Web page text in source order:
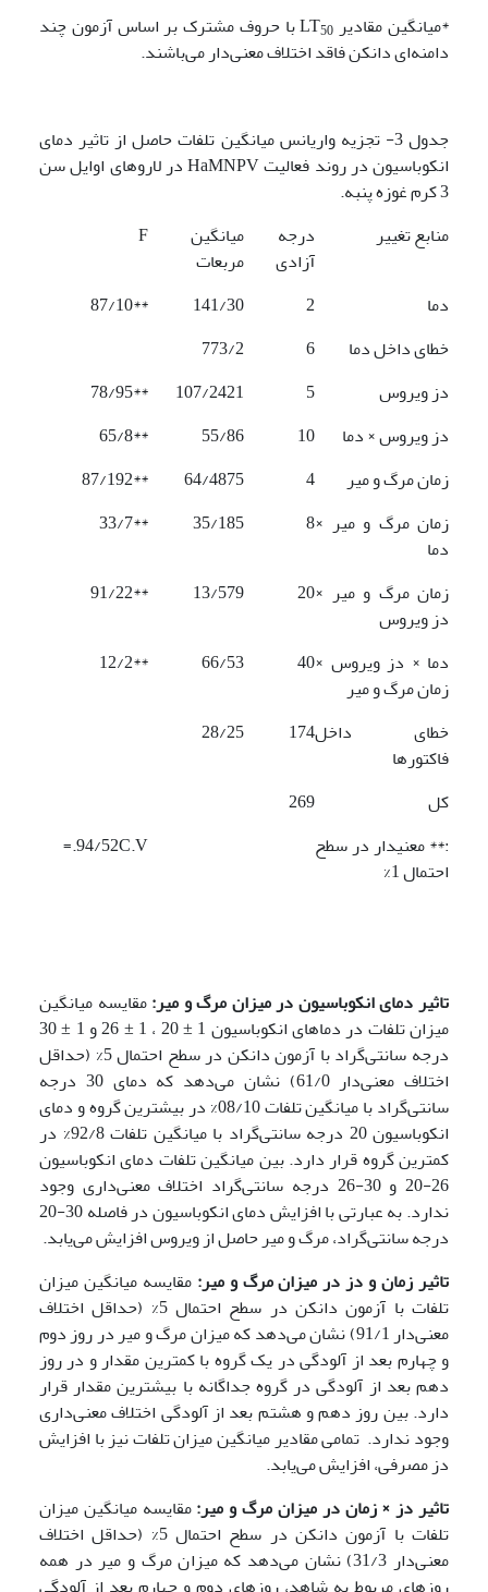
*میانگین مقادیر LT 50
با حروف مشترک بر اساس آزمون چند
دامنه‌ای دانکن فاقد اختلاف معنی‌دار می‌باشند.
جدول 3- تجزیه واریانس میانگین تلفات حاصل از تاثیر دمای
انکوباسیون در روند فعالیت HaMNPV در لاروهای اوایل سن
3 کرم غوزه پنبه.
منابع تغییر
درجه
آزادی
میانگین
مربعات
F
دما 2
141/30
**87/10
خطای داخل دما
6
773/2
دز ویروس
5
107/2421
**78/95
دز ویروس × دما
10
55/86
**65/8
زمان مرگ و میر
4
64/4875
**87/192
زمان مرگ و میر ×
دما
8
35/185
**33/7
زمان مرگ و میر ×
دز ویروس
20
13/579
**91/22
دما × دز ویروس ×
زمان مرگ و میر
40
66/53
**12/2
خطای داخل
فاکتورها
174
28/25
کل
269
:** معنی‎دار در سطح
احتمال 1%
94/52C.V.=
تاثیر دمای انکوباسیون در میزان مرگ و میر:مقایسه میانگین
میزان تلفات در دماهای انکوباسیون 1 ± 20 ، 1 ± 26 و 1 ± 30
درجه سانتی‌گراد با آزمون دانکن در سطح احتمال 5% (حداقل
اختلاف معنی‌دار 61/0) نشان می‌دهد که دمای 30 درجه
سانتی‌گراد با میانگین تلفات 08/10% در بیشترین گروه و دمای
انکوباسیون 20 درجه سانتی‌گراد با میانگین تلفات 92/8% در
کمترین گروه قرار دارد. بین میانگین تلفات دمای انکوباسیون
26-20 و 30-26 درجه سانتی‌گراد اختلاف معنی‌داری وجود
ندارد. به عبارتی با افزایش دمای انکوباسیون در فاصله 30-20
درجه سانتی‌گراد، مرگ و میر حاصل از ویروس افزایش می‌یابد.
تاثیر زمان و دز در میزان مرگ و میر:مقایسه میانگین میزان
تلفات با آزمون دانکن در سطح احتمال 5% (حداقل اختلاف
معنی‌دار 91/1) نشان می‌دهد که میزان مرگ و میر در روز دوم
و چهارم بعد از آلودگی در یک گروه با کمترین مقدار و در روز
دهم بعد از آلودگی در گروه جداگانه با بیشترین مقدار قرار
دارد. بین روز دهم و هشتم بعد از آلودگی اختلاف معنی‌داری
وجود ندارد. تمامی مقادیر میانگین میزان تلفات نیز با افزایش
دز مصرفی، افزایش می‌یابد.
تاثیر دز × زمان در میزان مرگ و میر:مقایسه میانگین میزان
تلفات با آزمون دانکن در سطح احتمال 5% (حداقل اختلاف
معنی‌دار 31/3) نشان می‌دهد که میزان مرگ و میر در همه